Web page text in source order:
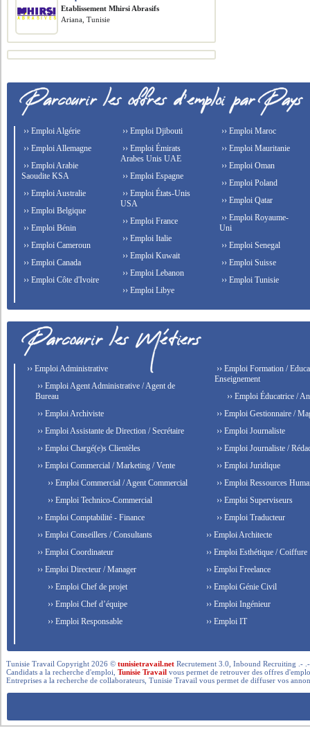
Etablissement Mhirsi Abrasifs
Ariana, Tunisie
›› Emploi Algérie
›› Emploi Allemagne
›› Emploi Arabie
Saoudite KSA
›› Emploi Australie
›› Emploi Belgique
›› Emploi Bénin
›› Emploi Cameroun
›› Emploi Canada
›› Emploi Côte d'Ivoire
›› Emploi Djibouti
›› Emploi Émirats
Arabes Unis UAE
›› Emploi Espagne
›› Emploi États-Unis
USA
›› Emploi France
›› Emploi Italie
›› Emploi Kuwait
›› Emploi Lebanon
›› Emploi Libye
›› Emploi Maroc
›› Emploi Mauritanie
›› Emploi Oman
›› Emploi Poland
›› Emploi Qatar
›› Emploi Royaume-
Uni
›› Emploi Senegal
›› Emploi Suisse
›› Emploi Tunisie
›› Emploi Administrative
›› Emploi Agent Administrative / Agent de
Bureau
›› Emploi Archiviste
›› Emploi Assistante de Direction / Secrétaire
›› Emploi Chargé(e)s Clientèles
›› Emploi Commercial / Marketing / Vente
›› Emploi Commercial / Agent Commercial
›› Emploi Technico-Commercial
›› Emploi Comptabilité - Finance
›› Emploi Conseillers / Consultants
›› Emploi Coordinateur
›› Emploi Directeur / Manager
›› Emploi Chef de projet
›› Emploi Chef d’équipe
›› Emploi Responsable
›› Emploi Formation /
Enseignement
›› Emploi Éducatrice /
›› Emploi Gestionnaire /
›› Emploi Journaliste
›› Emploi Journaliste /
›› Emploi Juridique
›› Emploi Ressources
›› Emploi Superviseurs
›› Emploi Traducteur
›› Emploi Architecte
›› Emploi Esthétique / Coiffure
›› Emploi Freelance
›› Emploi Génie Civil
›› Emploi Ingénieur
›› Emploi IT
Tunisie Travail Copyright 2026 ©tunisietravail.net Recrutement 3.0, Inbound Recruiting .-
Candidats a la recherche d'emploi,Tunisie Travail vous permet de retrouver des offres
Entreprises a la recherche de collaborateurs, Tunisie Travail vous permet de diffuser vos